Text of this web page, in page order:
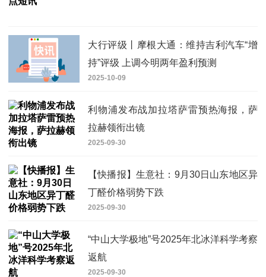
大行评级丨摩根大通：维持吉利汽车“增
持”评级 上调今明两年盈利预测
2025-10-09
利物浦发布战加拉塔萨雷预热海报，萨
拉赫领衔出镜
2025-09-30
【快播报】生意社：9月30日山东地区异
丁醛价格弱势下跌
2025-09-30
“中山大学极地”号2025年北冰洋科学考察
返航
2025-09-30